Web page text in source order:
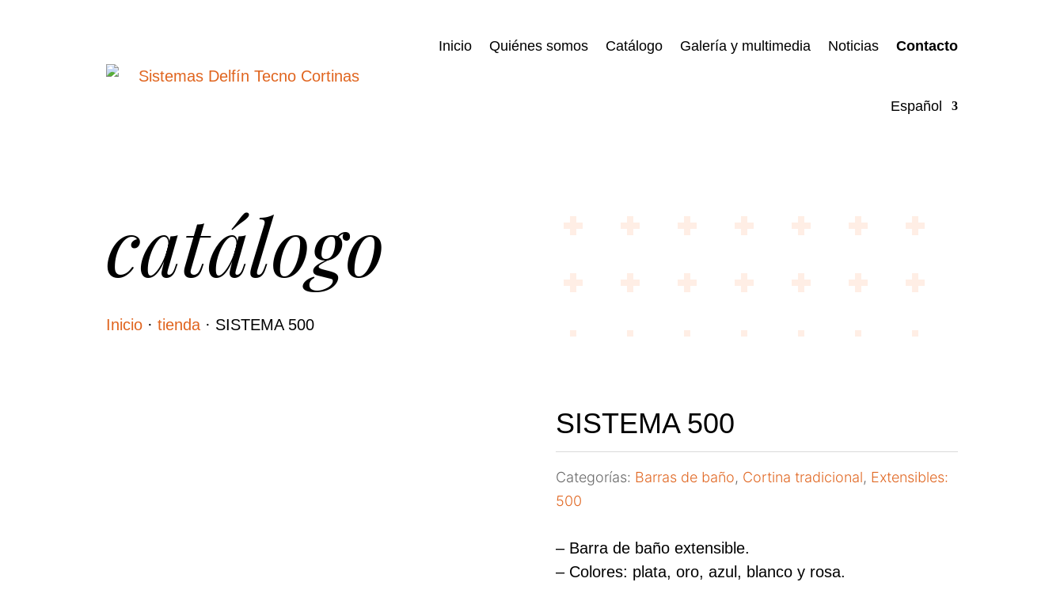
Inicio Quiénes somos Catálogo Galería y multimedia Noticias Contacto
Español
catálogo
Inicio ·tienda · SISTEMA 500
SISTEMA 500
Categorías: Barras de baño, Cortina tradicional, Extensibles:
500
– Barra de baño extensible.
– Colores: plata, oro, azul, blanco y rosa.